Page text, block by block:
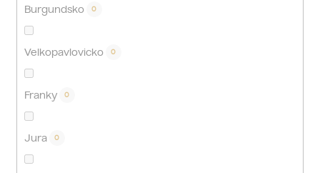
Burgundsko 0
Velkopavlovicko 0
Franky 0
Jura 0